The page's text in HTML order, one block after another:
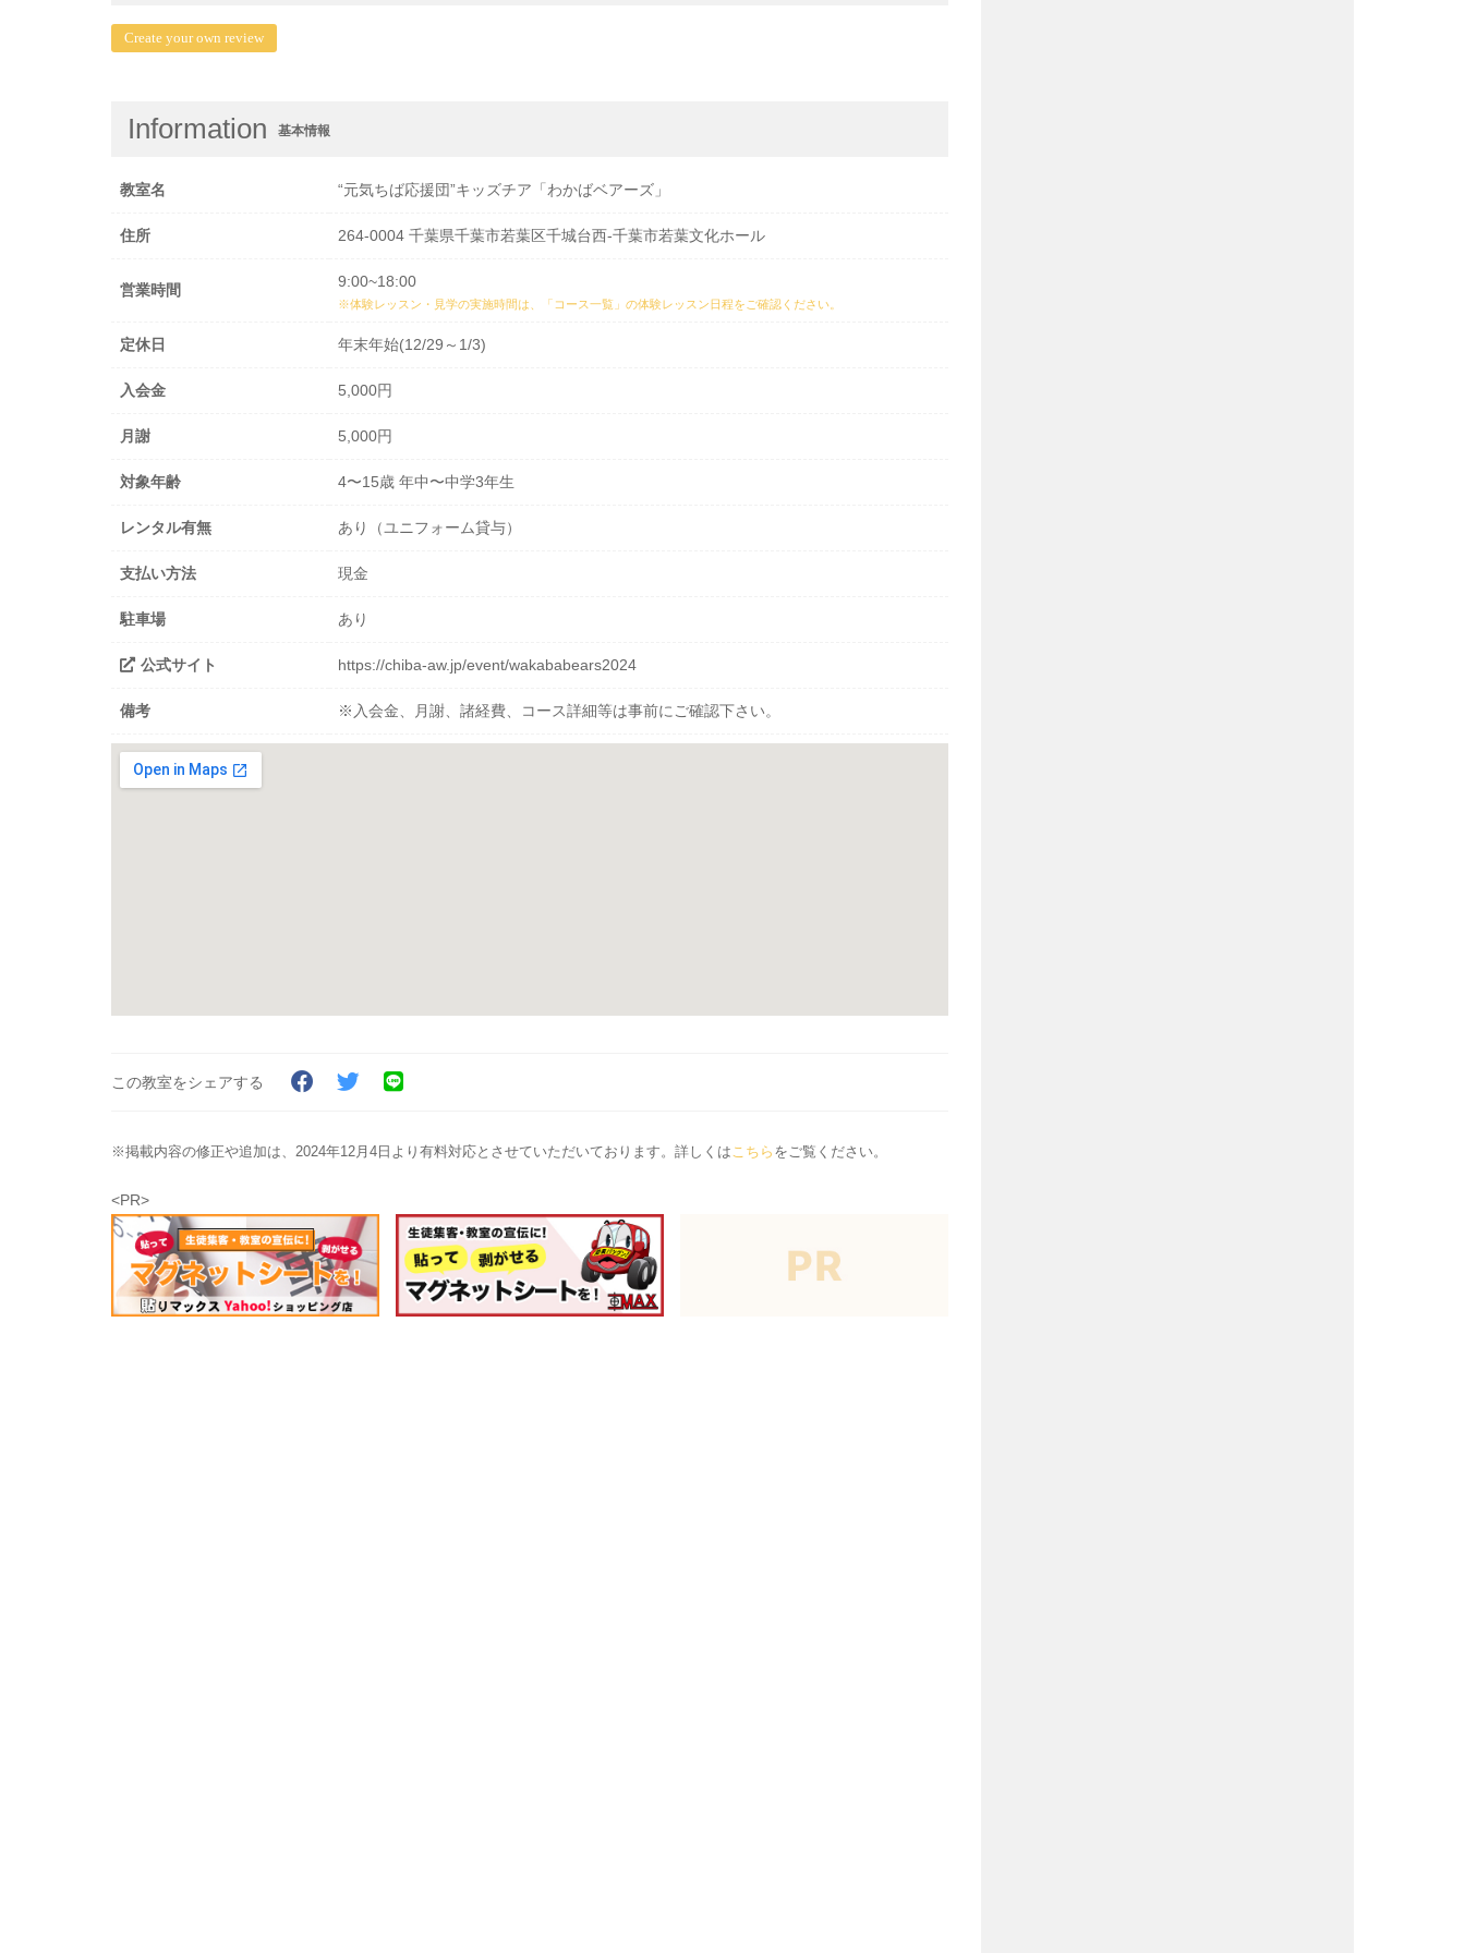
Create your own review
Information 基本情報
教室名 “元気ちば応援団”キッズチア「わかばベアーズ」
住所 264-0004 千葉県千葉市若葉区千城台西-千葉市若葉文化ホール
営業時間 9:00~18:00
※体験レッスン・見学の実施時間は、 「コース一覧」の体験レッスン日程をご確認ください。
定休日 年末年始(12/29～1/3)
入会金 5,000円
月謝 5,000円
対象年齢 4〜15歳 年中〜中学3年生
レンタル有無 あり（ユニフォーム貸与）
支払い方法 現金
駐車場 あり
公式サイト https://chiba-aw.jp/event/wakababears2024
備考 ※入会金、月謝、諸経費、コース詳細等は事前にご確認下さい。
この教室をシェアする
※掲載内容の修正や追加は、2024年12月4日より有料対応とさせていただいております。詳しくは こちら をご覧ください。
<PR>